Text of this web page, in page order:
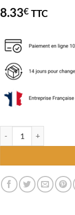
8.33€ TTC